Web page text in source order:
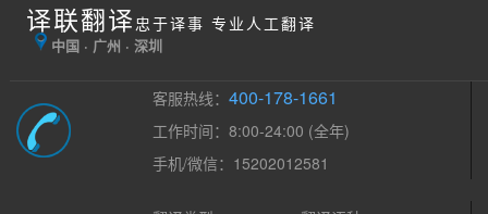
译联翻译 忠于译事 专业人工翻译
中国 · 广州 · 深圳
客服热线：400-178-1661
工作时间：8:00-24:00 (全年)
手机/微信：15202012581